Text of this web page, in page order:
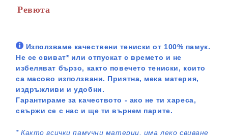
Ревюта
Използваме качествени тениски от 100% памук.
Не се свиват* или отпускат с времето и не
избеляват бързо, както повечето тениски, които
са масово използвани. Приятна, мека материя,
издръжливи и удобни.
Гарантираме за качеството - ако не ти хареса,
свържи се с нас и ще ти върнем парите.
*Както всички памучни материи, има леко свиване